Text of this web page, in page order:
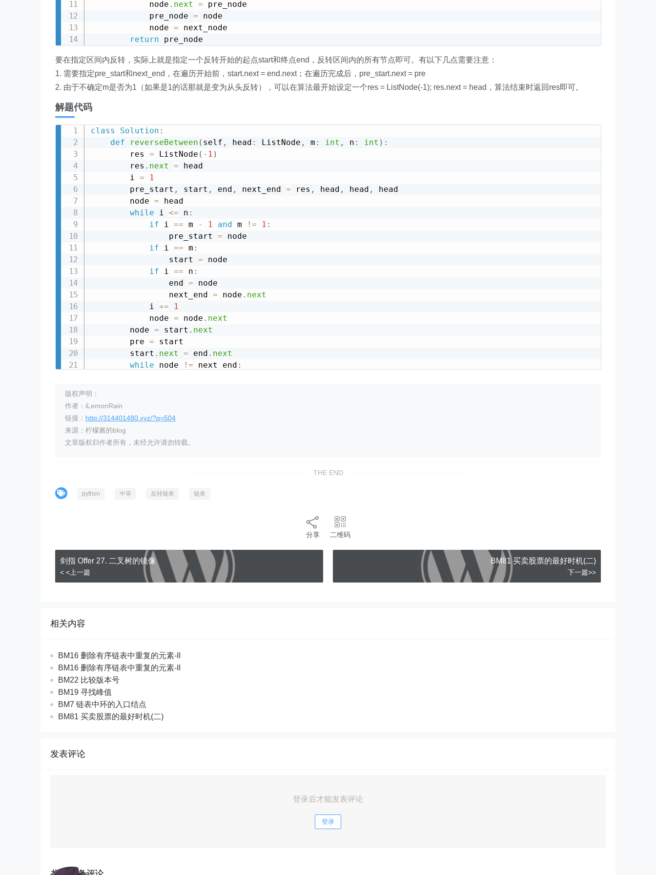
            node
. next = pre_node
            pre_node
= node
            node
= next_node
return
要在指定区间内反转，实际上就是指定一个反转开始的起点start和终点end，反转区间内的所有节点即可。有以下几点需要注意：
1. 需要指定pre_start和next_end，在遍历开始前，start.next = end.next；在遍历完成后，pre_start.next = pre
2. 由于不确定m是否为1（如果是1的话那就是变为从头反转），可以在算法最开始设定一个res = ListNode(-1); res.next = head，算法结束时返回res即可。
解题代码
class Solution :
def
reverseBetween ( self , head : ListNode , m : int , n : int ) :
        res
= ListNode ( - 1 )
        res
. next = head
        i
=
1
        pre_start
, start , end , next_end = res , head , head ,
head
        node
= head
while i <= n :
if i == m - 1 and m != 1 :
                pre_start
= node
if i == m :
                start
= node
if i == n :
                end
= node
                next_end
= node . next
            i
+=
1
            node
= node . next
        node
= start . next
        pre
= start
        start
. next = end . next
while node != next_end :
            node
            pre
        pre_start
.
版权声明：
作者：iLemonRain
链接： http://314401480.xyz/?p=504
来源：柠檬酱的blog
文章版权归作者所有，未经允许请勿转载。
THE END
python 中等 反转链表 链表
分享 二维码
剑指 Offer 27. 二叉树的镜像
< <上一篇
BM81 买卖股票的最好时机(二)
下一篇>>
相关内容
BM16 删除有序链表中重复的元素-II
BM16 删除有序链表中重复的元素-II
BM22 比较版本号
BM19 寻找峰值
BM7 链表中环的入口结点
BM81 买卖股票的最好时机(二)
发表评论
登录后才能发表评论
登录